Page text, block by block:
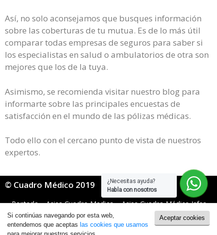
¿Necesitas ayuda?
Habla con nosotros
Así, no solo aconsejamos que busques información
sobre las coberturas de tu mutua. Es de lo más útil
comparar todas empresas de seguros para saber si
los especialistas en salud o ambulatorios de otra son
mejores que los de la tuya.
Asimismo, se recomienda visitar nuestro blog para
informarte sobre las principales encuestas de
satisfacción en el mundo de las pólizas médicas.
Todo ello con el cercano punto de vista de nuestros
expertos.
© Cuadro Médico 2019
Portada»Asisa Cuadro Medico»Asisa Cuadro Médico Isfas»
Asisa Isfas Cuadro Medico Girona
Política de Cookies|Política de Privacidad
Aceptar cookies
Si continúas navegando por esta web,
entendemos que aceptas las cookies que usamos